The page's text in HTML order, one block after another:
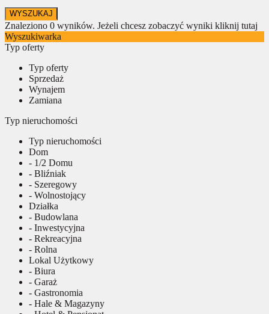
Znaleziono 0 wyników. Jeżeli chcesz zobaczyć wyniki kliknij tutaj
Wyszukiwarka
Typ oferty
Typ oferty
Sprzedaż
Wynajem
Zamiana
Typ nieruchomości
Typ nieruchomości
Dom
- 1/2 Domu
- Bliźniak
- Szeregowy
- Wolnostojący
Działka
- Budowlana
- Inwestycyjna
- Rekreacyjna
- Rolna
Lokal Użytkowy
- Biura
- Garaż
- Gastronomia
- Hale & Magazyny